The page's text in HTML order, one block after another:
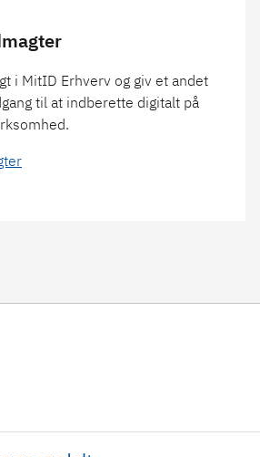
i MitID Erhverv og giv et andet
til at indberette digitalt på